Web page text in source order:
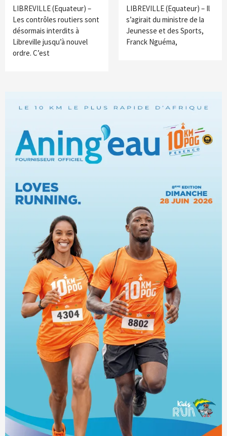
LIBREVILLE (Equateur) –
Les contrôles routiers sont
désormais interdits à
Libreville jusqu’à nouvel
ordre. C’est
LIBREVILLE (Equateur) – Il
s’agirait du ministre de la
Jeunesse et des Sports,
Franck Nguéma,